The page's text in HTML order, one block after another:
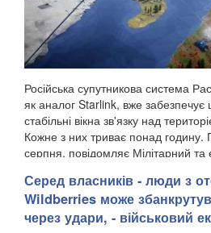
Російська супутникова система
як аналог Starlink, вже
стабільні вікна зв'язку над
Кожне з них триває понад
серпня, повідомляє Мілітарний та
Серед власників - люди з
Wildberries може
через удари, - військовий